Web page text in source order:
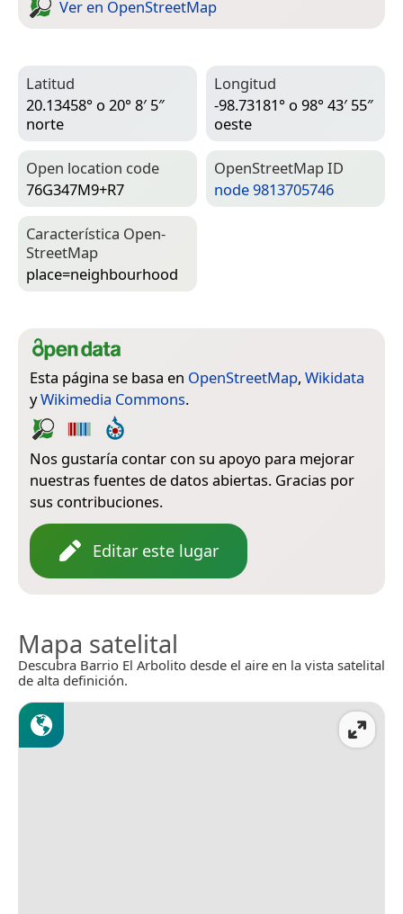
Ver en Open­Street­Map
Latitud
20.13458° o 20° 8′ 5″
norte
Longitud
-98.73181° o 98° 43′ 55″
oeste
Open location code
76G347M9+R7
Open­Street­Map ID
node 9813705746
Característica Open­
Street­Map
place=­neighbourhood
Esta página se basa en OpenStreetMap, Wikidata
yWikimedia Commons.
Nos gustaría contar con su apoyo para mejorar
nuestras fuentes de datos abiertas. Gracias por
sus contribuciones.
Editar este lugar
Mapa satelital
Descubra Barrio El Arbolito desde el aire en la vista satelital
de alta definición.